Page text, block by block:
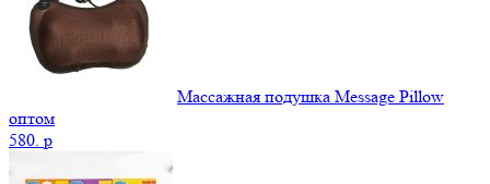
Массажная подушка Message Pillow
оптом
580. p